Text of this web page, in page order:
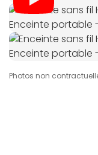
Photos non